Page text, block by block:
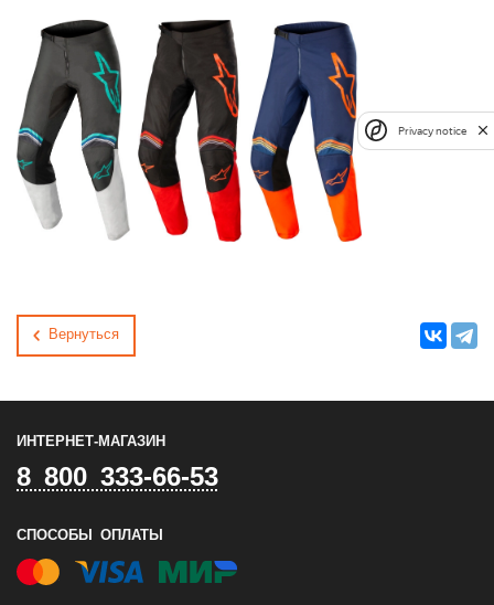
Вернуться
ИНТЕРНЕТ-МАГАЗИН
8 800 333-66-53
СПОСОБЫ ОПЛАТЫ
Privacy notice